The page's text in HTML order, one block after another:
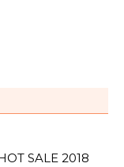
SALE 2018